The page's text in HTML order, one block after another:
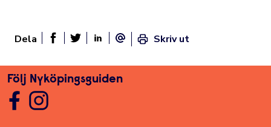
Dela
Dela sidan på Facebook
E-post
Skriv ut
Följ Nyköpingsguiden